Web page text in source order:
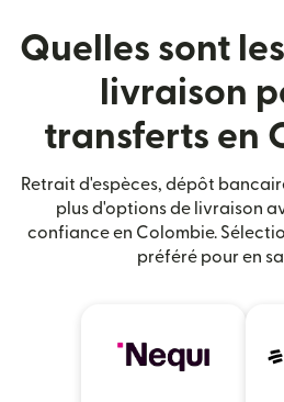
Quelles sont
livraison
transferts en
Retrait d'espèces, dépôt
plus d'options de livraison
confiance en Colombie.
préféré pour en